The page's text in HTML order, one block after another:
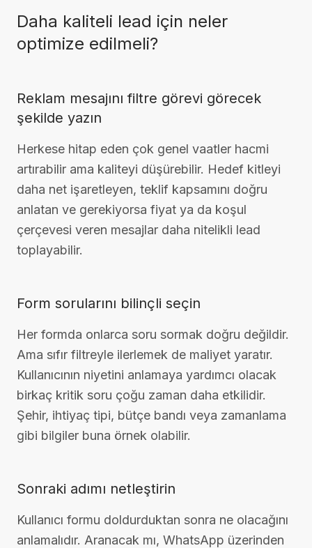
Daha kaliteli lead için neler
optimize edilmeli?
Reklam mesajını filtre görevi görecek
şekilde yazın
Herkese hitap eden çok genel vaatler hacmi
artırabilir ama kaliteyi düşürebilir. Hedef kitleyi
daha net işaretleyen, teklif kapsamını doğru
anlatan ve gerekiyorsa fiyat ya da koşul
çerçevesi veren mesajlar daha nitelikli lead
toplayabilir.
Form sorularını bilinçli seçin
Her formda onlarca soru sormak doğru değildir.
Ama sıfır filtreyle ilerlemek de maliyet yaratır.
Kullanıcının niyetini anlamaya yardımcı olacak
birkaç kritik soru çoğu zaman daha etkilidir.
Şehir, ihtiyaç tipi, bütçe bandı veya zamanlama
gibi bilgiler buna örnek olabilir.
Sonraki adımı netleştirin
Kullanıcı formu doldurduktan sonra ne olacağını
anlamalıdır. Aranacak mı, WhatsApp üzerinden